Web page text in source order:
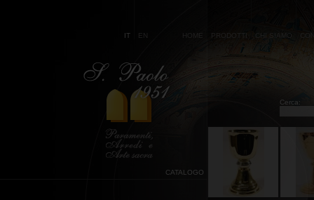
IT EN HOME PRODOTTI CHI SIAMO
Cerca:
CATALOGO